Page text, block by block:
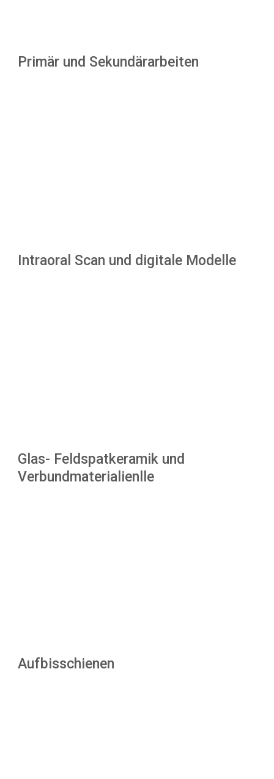
Primär und Sekundärarbeiten
Intraoral Scan und digitale Modelle
Glas- Feldspatkeramik und
Verbundmaterialienlle
Aufbisschienen